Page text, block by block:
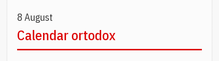
8 August
Calendar ortodox